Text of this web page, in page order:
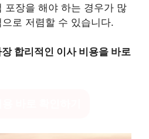
포장을 해야 하는 경우가 많
로 저렴할 수 있습니다.
합리적인 이사 비용을 바로